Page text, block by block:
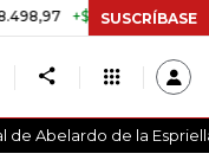
8.753,81 +2,19% TASA
SUSCRÍBASE
de Abelardo de la